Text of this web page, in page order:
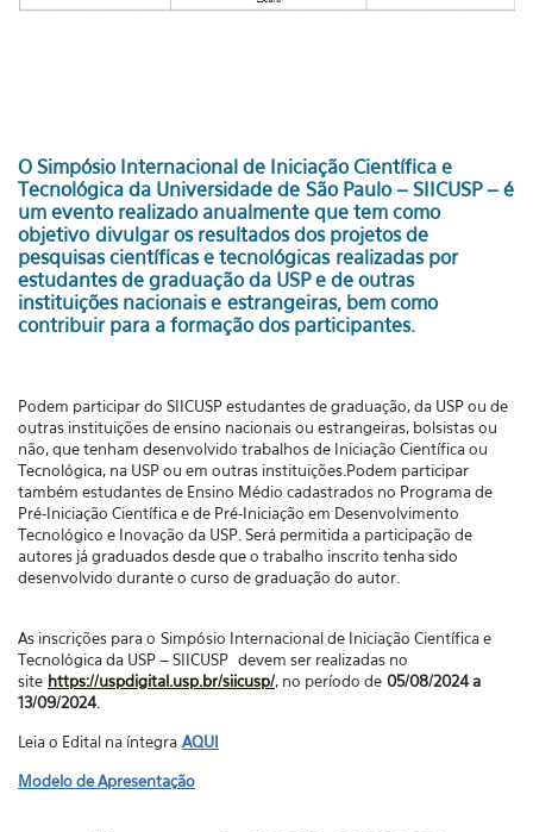
O Simpósio Internacional de Iniciação Científica e
Tecnológica da Universidade de São Paulo – SIICUSP – é
um evento realizado anualmente que tem como
objetivo divulgar os resultados dos projetos de
pesquisas científicas e tecnológicas realizadas por
estudantes de graduação da USP e de outras
instituições nacionais e estrangeiras, bem como
contribuir para a formação dos participantes.
Podem participar do SIICUSP estudantes de graduação, da USP ou de
outras instituições de ensino nacionais ou estrangeiras, bolsistas ou
não, que tenham desenvolvido trabalhos de Iniciação Científica ou
Tecnológica, na USP ou em outras instituições.Podem participar
também estudantes de Ensino Médio cadastrados no Programa de
Pré-Iniciação Científica e de Pré-Iniciação em Desenvolvimento
Tecnológico e Inovação da USP. Será permitida a participação de
autores já graduados desde que o trabalho inscrito tenha sido
desenvolvido durante o curso de graduação do autor.
As inscrições para o Simpósio Internacional de Iniciação Científica e
Tecnológica da USP – SIICUSP devem ser realizadas no
site https://uspdigital.usp.br/siicusp/, no período de 05/08/2024 a
13/09/2024.
Leia o Edital na íntegra AQUI
Modelo de Apresentação